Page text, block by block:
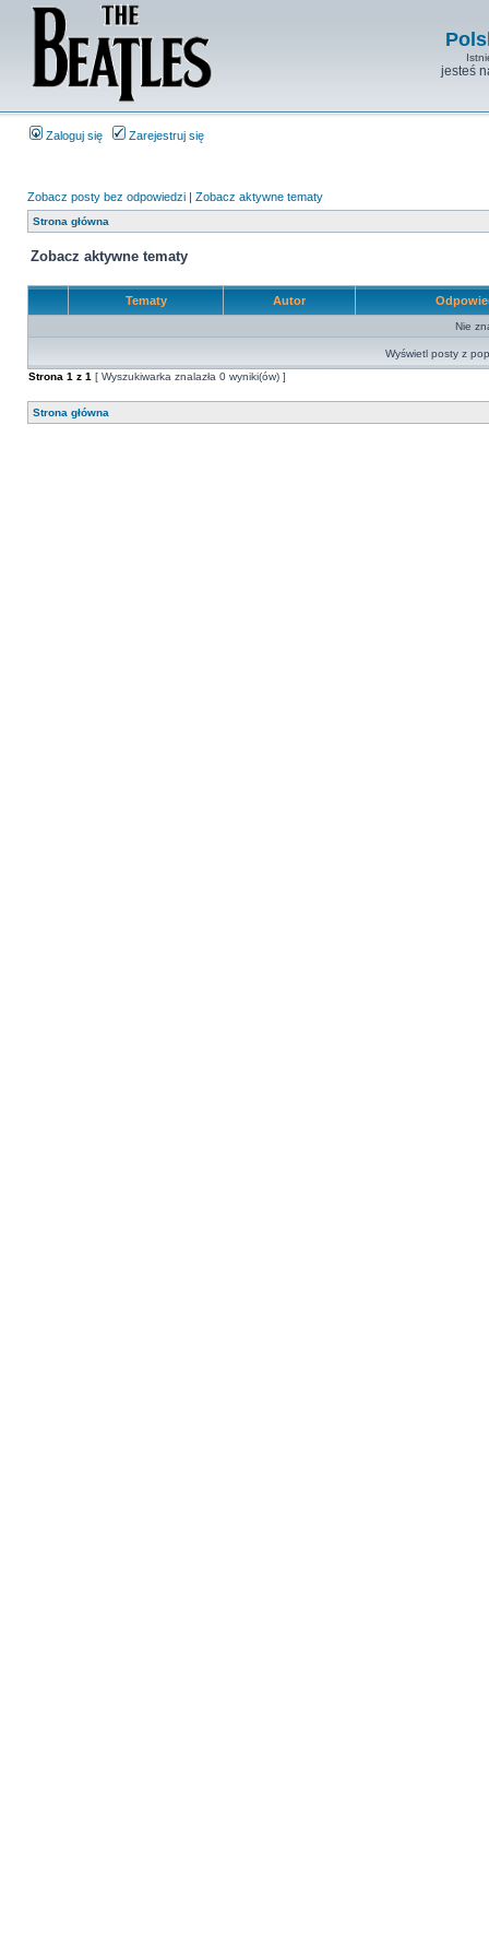
jesteś
Zaloguj się Zarejestruj się
Zobacz posty bez odpowiedzi | Zobacz aktywne tematy
Strona główna
Zobacz aktywne tematy
Tematy Autor
Nie
Wyświetl posty z
Strona 1 z 1 [ Wyszukiwarka znalazła 0 wyniki(ów) ]
Strona główna